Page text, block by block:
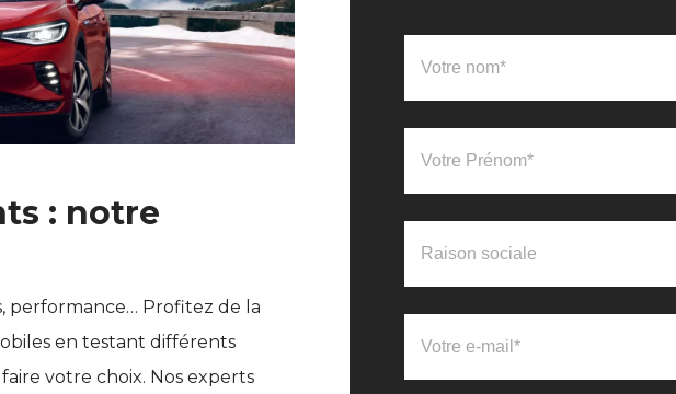
: notre
performance… Profitez de la
en testant différents
votre choix. Nos experts